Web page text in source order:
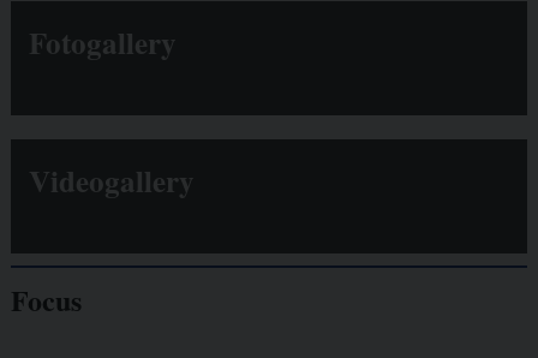
Fotogallery
Videogallery
Focus